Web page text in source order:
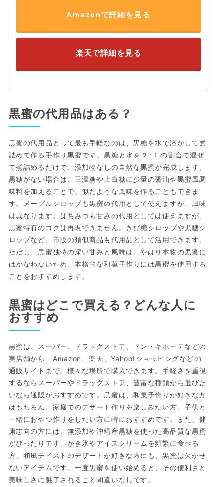
Amazonで詳細を見る
楽天で詳細を見る
黒蜜の代用品はある？
黒蜜の代用品として最も手軽なのは、黒糖を水で溶かして煮
詰めて作る手作り黒蜜です。黒糖と水を2:1の割合で混ぜ
て煮詰めるだけで、添加物なしの自然な黒蜜が完成します。
黒糖がない場合は、三温糖や上白糖に少量の醤油や黒蜜風調
味料を加えることで、似たような風味を作ることもできま
す。メープルシロップも黒蜜の代用として使えますが、風味
は異なります。はちみつも甘みの代用としては使えますが、
黒蜜特有のコクは再現できません。きび糖シロップや黒糖シ
ロップなど、市販の類似商品も代用品として活用できます。
ただし、黒蜜独特の深い甘みと風味は、やはり本物の黒蜜に
はかなわないため、本格的な和菓子作りには黒蜜を使用する
ことをおすすめします。
黒蜜はどこで買える？どんな人に
おすすめ
黒蜜は、スーパー、ドラッグストア、ドン・キホーテなどの
実店舗から、Amazon、楽天、Yahoo!ショッピングなどの
通販サイトまで、様々な場所で購入できます。手軽さを重視
するならスーパーやドラッグストア、豊富な種類から選びた
いなら通販がおすすめです。黒蜜は、和菓子作りが好きな方
はもちろん、家庭でのデザート作りを楽しみたい方、子供と
一緒におやつ作りをしたい方に特におすすめです。また、健
康志向の方には、無添加や沖縄産黒糖を使った高品質な黒蜜
がぴったりです。かき氷やアイスクリームを頻繁に食べる
方、和風テイストのデザートが好きな方にも、黒蜜は欠かせ
ないアイテムです。一度黒蜜を使い始めると、その便利さと
美味しさに魅了されること間違いなしです。